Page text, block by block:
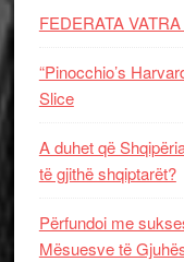
FEDERATA
“Pinocchio’s
Slice
A duhet që
të gjithë shqiptarët?
Përfundoi me
Mësuesve të